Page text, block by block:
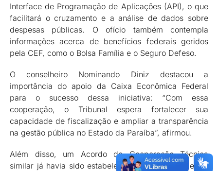
Interface de Programação de Aplicações (API), o que
facilitará o cruzamento e a análise de dados sobre
despesas públicas. O ofício também contempla
informações acerca de benefícios federais geridos
pela CEF, como o Bolsa Família e o Seguro Defeso.
O conselheiro Nominando Diniz destacou a
importância do apoio da Caixa Econômica Federal
para o sucesso dessa iniciativa: “Com essa
cooperação, o Tribunal espera fortalecer sua
capacidade de fiscalização e ampliar a transparência
na gestão pública no Estado da Paraíba”, afirmou.
Além disso, um Acordo de Cooperação Técnica
similar já havia sido estabelecido anteriormente entre